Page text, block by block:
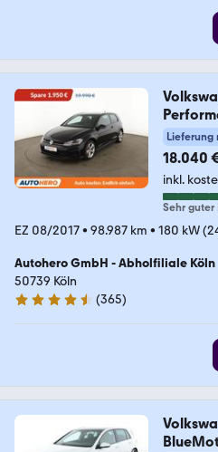
Lieferung
18.040
inkl.
Sehr guter
EZ 08/2017• 98.987 km • 180 kW
Autohero GmbH - Abholfiliale Köln
50739 Köln
4.6 Sterne
(365)